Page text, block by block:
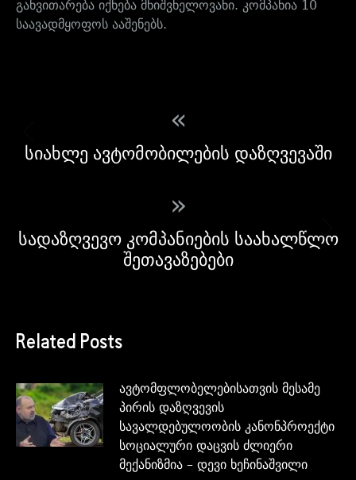
განვითარება იქნება მნიშვნელოვანი. კომპანია 10
საავადმყოფოს ააშენებს.
«
სიახლე ავტომობილების დაზღვევაში
»
სადაზღვევო კომპანიების საახალწლო
შეთავაზებები
Related Posts
ავტომფლობელებისათვის მესამე
პირის დაზღვევის
სავალდებულოობის კანონპროექტი
სოციალური დაცვის ძლიერი
მექანიზმია – დევი ხეჩინაშვილი